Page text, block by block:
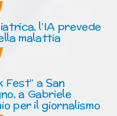
l’IA prevede
malattia
Fest” a San
a Gabriele
per il giornalismo